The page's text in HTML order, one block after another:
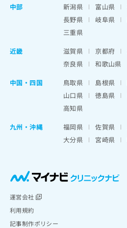
中部
新潟県 富山県
長野県
岐阜県
三重県
近畿
滋賀県 京都府
奈良県
和歌山県
中国・四国
鳥取県 島根県
山口県
徳島県
高知県
九州・沖縄
福岡県 佐賀県
大分県
宮崎県
運営会社
利用規約
記事制作ポリシー